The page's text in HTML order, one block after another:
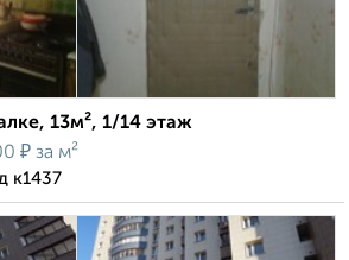
13м², 1/14 этаж
₽ за м²
к1437